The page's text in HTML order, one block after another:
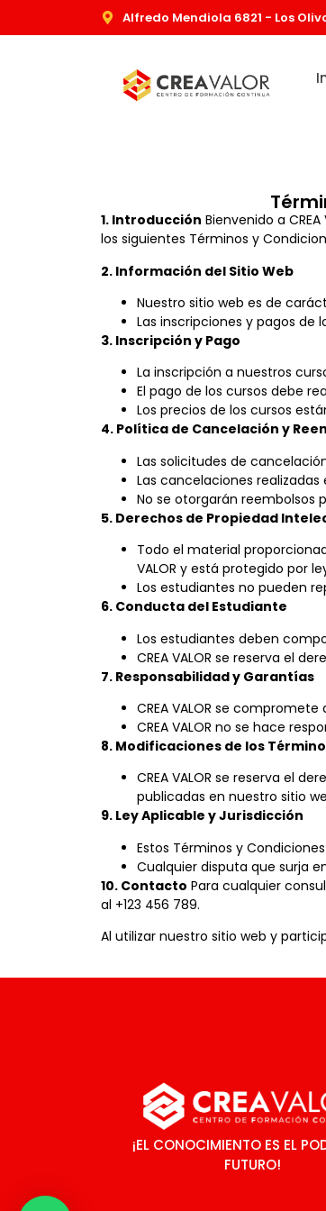
Alfredo Mendiola 6821 - Los
1. Introducción Bienvenido a
los siguientes Términos y
2. Información del Sitio Web
Nuestro sitio web es de
Las inscripciones y pagos de
3. Inscripción y Pago
La inscripción a nuestros
El pago de los cursos debe
Los precios de los cursos
4. Política de Cancelación y
Las solicitudes de
Las cancelaciones
No se otorgarán reembolsos
5. Derechos de Propiedad
Todo el material
VALOR y está protegido por
Los estudiantes no pueden
6. Conducta del Estudiante
Los estudiantes deben
CREA VALOR se reserva el
7. Responsabilidad y Garantías
CREA VALOR se
CREA VALOR no se hace
8. Modificaciones de los
CREA VALOR se reserva el
publicadas en nuestro sitio
9. Ley Aplicable y Jurisdicción
Estos Términos y
Cualquier disputa que surja
10. Contacto Para cualquier
al +123 456 789.
Al utilizar nuestro sitio web y
¡EL CONOCIMIENTO ES EL
FUTURO!